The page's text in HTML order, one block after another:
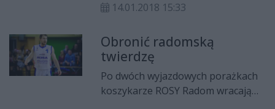
kolejki Polskiej Ligi Koszykówki.
zwycięstwem „Smoków” 80:74. A
najskuteczniejszymi zawodnikami w
radomskich szeregach byli Michał
Sokołowski i Kevin Punter. Obaj
zdobyli po 20 punktów.
14.01.2018 15:33
Obronić radomską
twierdzę
Po dwóch wyjazdowych porażkach
koszykarze ROSY Radom wracają